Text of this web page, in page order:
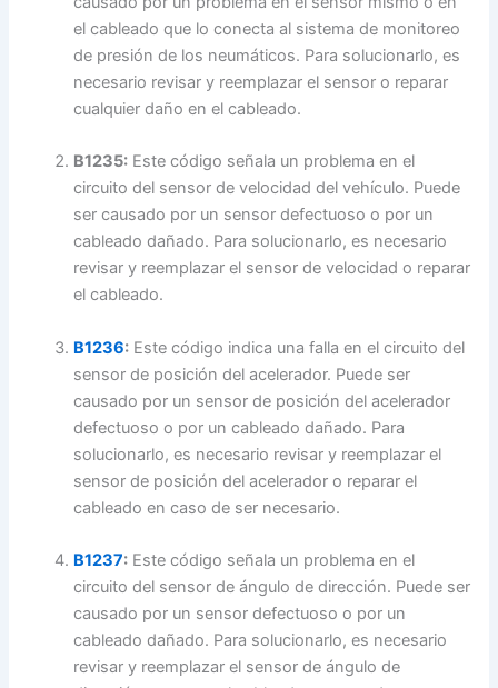
el cableado que lo conecta al sistema de monitoreo
de presión de los neumáticos. Para solucionarlo, es
necesario revisar y reemplazar el sensor o reparar
cualquier daño en el cableado.
B1235: Este código señala un problema en el
circuito del sensor de velocidad del vehículo. Puede
ser causado por un sensor defectuoso o por un
cableado dañado. Para solucionarlo, es necesario
revisar y reemplazar el sensor de velocidad o reparar
el cableado.
B1236: Este código indica una falla en el circuito del
sensor de posición del acelerador. Puede ser
causado por un sensor de posición del acelerador
defectuoso o por un cableado dañado. Para
solucionarlo, es necesario revisar y reemplazar el
sensor de posición del acelerador o reparar el
cableado en caso de ser necesario.
B1237: Este código señala un problema en el
circuito del sensor de ángulo de dirección. Puede ser
causado por un sensor defectuoso o por un
cableado dañado. Para solucionarlo, es necesario
revisar y reemplazar el sensor de ángulo de